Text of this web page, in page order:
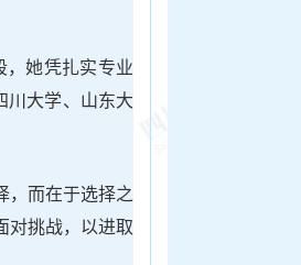
，她凭扎实专业
川大学、山东大
，而在于选择之
对挑战，以进取